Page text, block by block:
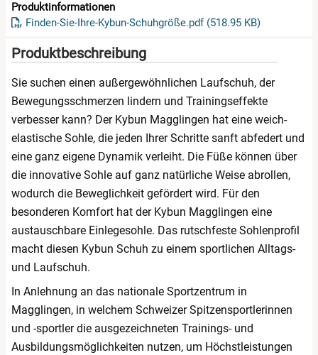
Produktinformationen
Finden-Sie-Ihre-Kybun-Schuhgröße.pdf (518.95 KB)öffnet in
Produktbeschreibung
Sie suchen einen außergewöhnlichen Laufschuh, der
Bewegungsschmerzen lindern und Trainingseffekte
verbesser kann? Der Kybun Magglingen hat eine weich-
elastische Sohle, die jeden Ihrer Schritte sanft abfedert und
eine ganz eigene Dynamik verleiht. Die Füße können über
die innovative Sohle auf ganz natürliche Weise abrollen,
wodurch die Beweglichkeit gefördert wird. Für den
besonderen Komfort hat der Kybun Magglingen eine
austauschbare Einlegesohle. Das rutschfeste Sohlenprofil
macht diesen Kybun Schuh zu einem sportlichen Alltags-
und Laufschuh.
In Anlehnung an das nationale Sportzentrum in
Magglingen, in welchem Schweizer Spitzensportlerinnen
und -sportler die ausgezeichneten Trainings- und
Ausbildungsmöglichkeiten nutzen, um Höchstleistungen